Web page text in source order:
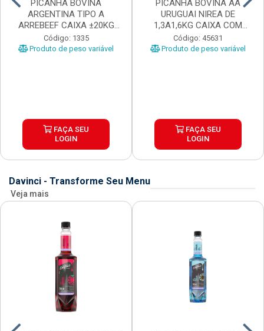
PICANHA BOVINA
ARGENTINA TIPO A
ARREBEEF CAIXA ±20KG
PEÇAS 1...
Código: 1335
Produto de peso variável
FAÇA SEU
LOGIN
PICANHA BOVINA AA
URUGUAI NIREA DE
1,3A1,6KG CAIXA COM
±15KG
Código: 45631
Produto de peso variável
FAÇA SEU
LOGIN
Davinci - Transforme Seu Menu
Veja mais